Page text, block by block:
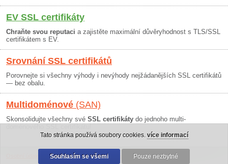
EV SSL certifikáty
Chraňte svou reputaci a zajistěte maximální důvěryhodnost s TLS/SSL
certifikátem s EV.
Srovnání SSL certifikátů
Porovnejte si všechny výhody i nevýhody nejžádanějších SSL certifikátů
— bez obalu.
Multidoménové (SAN)
Skonsolidujte všechny své SSL certifikáty do jednoho multi-
Obchodní podmínky|30 dní záruka
Tato stránka používá soubory cookies. více informací
Souhlasím se všemi Pouze nezbytné